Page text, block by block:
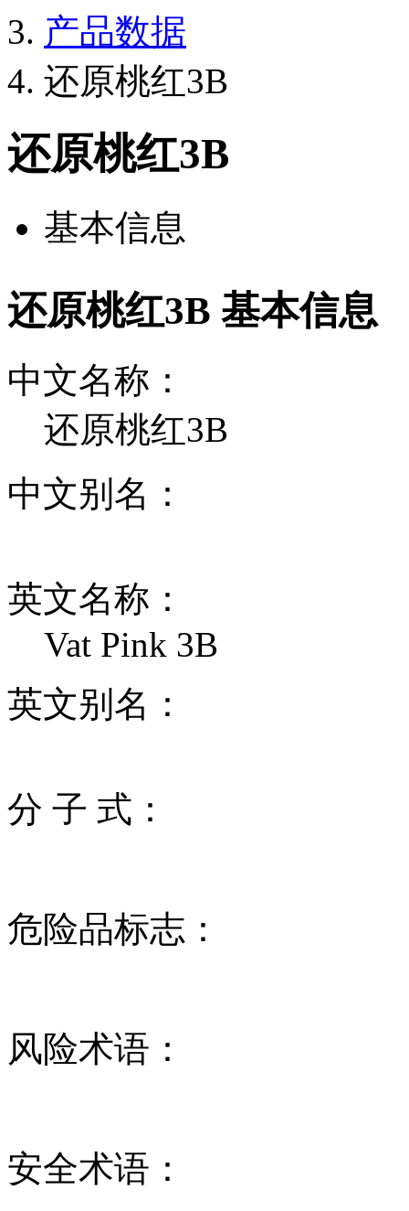
产品数据
还原桃红3B
还原桃红3B
基本信息
还原桃红3B 基本信息
中文名称：
还原桃红3B
中文别名：
英文名称：
Vat Pink 3B
英文别名：
分 子 式：
危险品标志：
风险术语：
安全术语：